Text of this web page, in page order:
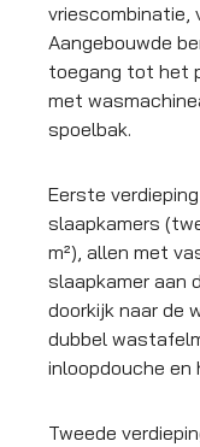
vriescombinatie,
Aangebouwde
toegang tot het
met
spoelbak.
Eerste
slaapkamers
m²), allen met
slaapkamer aan
doorkijk naar de
dubbel
inloopdouche en
Tweede